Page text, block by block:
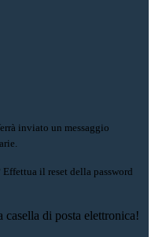
inviato un messaggio
il reset della password
di posta elettronica!